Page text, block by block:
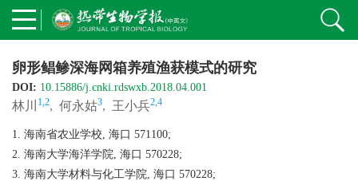
卵形鲳鲹深海网箱养殖渔获模式的研究
DOI: 10.15886/j.cnki.rdswxb.2018.04.001
林川 1,2, 何永姑3, 王小兵2,4
1. 海南省农业学校, 海口 571100;
2. 海南大学海洋学院, 海口 570228;
3. 海南大学材料与化工学院, 海口 570228;